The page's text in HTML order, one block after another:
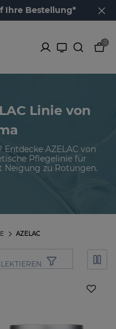
Ihre Bestellung*
0
Linie von
AZELAC von
Pflegelinie für
zu Rötungen.
AZELAC